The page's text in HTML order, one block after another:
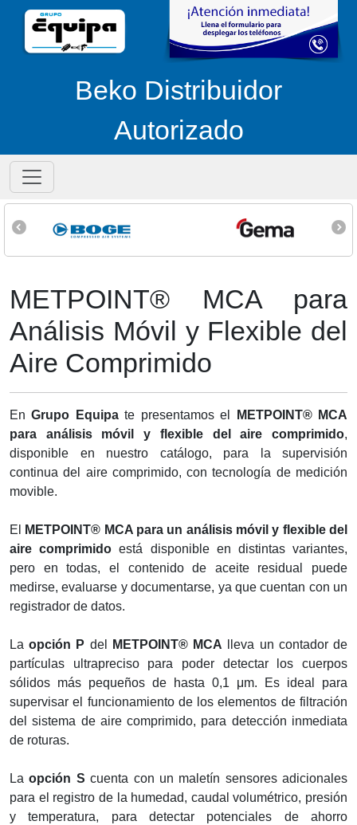
Beko Distribuidor
Autorizado
METPOINT® MCA para
Análisis Móvil y Flexible del
Aire Comprimido
EnGrupo Equipate presentamos el
METPOINT® MCA
para análisis móvil y flexible del aire comprimido,
disponible en nuestro catálogo, para la supervisión
continua del aire comprimido, con tecnología de medición
movible.
El
METPOINT® MCA para un análisis móvil y flexible del
aire comprimido está disponible en distintas variantes,
pero en todas, el contenido de aceite residual puede
medirse, evaluarse y documentarse, ya que cuentan con un
registrador de datos.
Laopción P del METPOINT® MCA lleva un contador de
partículas ultrapreciso para poder detectar los cuerpos
sólidos más pequeños de hasta 0,1 μm. Es ideal para
supervisar el funcionamiento de los elementos de filtración
del sistema de aire comprimido, para detección inmediata
de roturas.
Laopción S cuenta con un maletín sensores adicionales
para el registro de la humedad, caudal volumétrico, presión
y temperatura, para detectar potenciales de ahorro